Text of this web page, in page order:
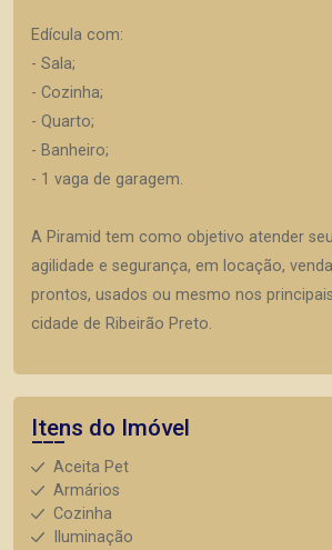
Edícula com:
- Sala;
- Cozinha;
- Quarto;
- Banheiro;
- 1 vaga de garagem.
A Piramid tem como objetivo atender
agilidade e segurança, em locação,
prontos, usados ou mesmo nos
cidade de Ribeirão Preto.
Itens do Imóvel
Aceita Pet
Armários
Cozinha
Iluminação